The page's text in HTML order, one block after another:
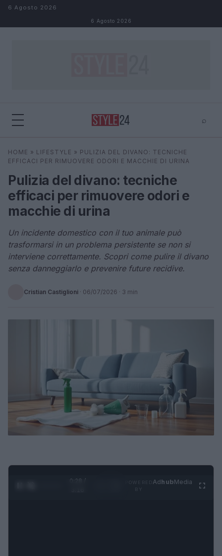
Salta al contenuto
6 Agosto 2026
6 Agosto 2026
⌕
Cerca ⌕
HOME » LIFESTYLE » PULIZIA DEL DIVANO: TECNICHE
EFFICACI PER RIMUOVERE ODORI E MACCHIE DI URINA
Pulizia del divano: tecniche
efficaci per rimuovere odori e
macchie di urina
Un incidente domestico con il tuo animale può
trasformarsi in un problema persistente se non si
interviene correttamente. Scopri come pulire il divano
senza danneggiarlo e prevenire future recidive.
Cristian Castiglioni · 06/07/2026 · 3 min
0:29 /
AdhubMedia